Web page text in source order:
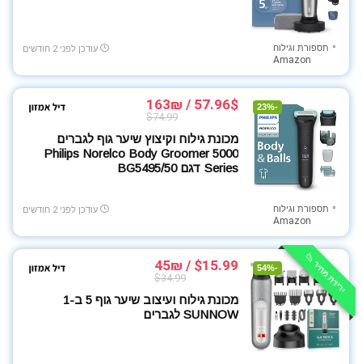
תספורת וגילוח
Amazon
עודכן לפני 2 חודשים
-23%
57.96$ / 163₪
$74.99
מכונת גילוח וקיצוץ שיער גוף לגברים
Philips Norelco Body Groomer 5000
Series דגם BG5495/50
תספורת וגילוח
Amazon
עודכן לפני 2 חודשים
ירידת מחיר 📉 -54%
$15.99 / 45₪
$34.99
מכונת גילוח ועיצוב שיער גוף 5 ב-1
SUNNOW לגברים